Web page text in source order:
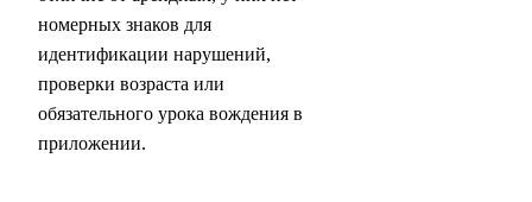
номерных знаков для
идентификации нарушений,
проверки возраста или
обязательного урока вождения в
приложении.